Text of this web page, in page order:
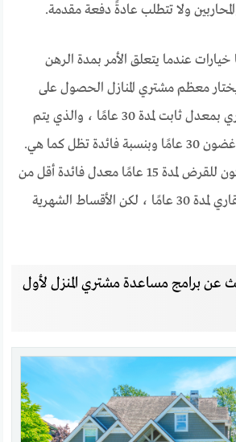
ولا تتطلب عادةً دفعة مقدمة.
عندما يتعلق الأمر بمدة الرهن
معظم مشتري المنازل الحصول على
قرض عقاري بمعدل ثابت لمدة 30 عامًا ، والذي يتم
سداده في غضون 30 عامًا وبنسبة فائدة تظل كما هي.
عادةً ما يكون للقرض لمدة 15 عامًا معدل فائدة أقل من
الرهن العقاري لمدة 30 عامًا ، لكن الأقساط الشهرية
عن برامج مساعدة مشتري المنزل لأول